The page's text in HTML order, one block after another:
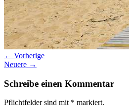
← Vorherige
Neuere →
Schreibe einen Kommentar
Pflichtfelder sind mit * markiert.